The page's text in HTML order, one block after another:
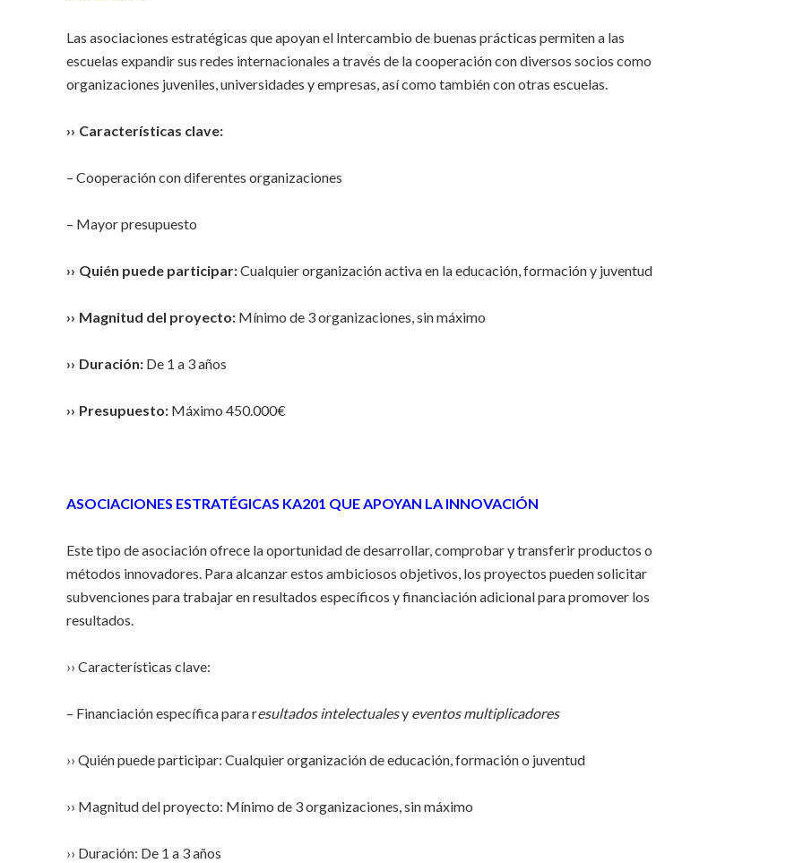
Las asociaciones estratégicas que apoyan el Intercambio de buenas prácticas permiten a las
escuelas expandir sus redes internacionales a través de la cooperación con diversos socios como
organizaciones juveniles, universidades y empresas, así como también con otras escuelas.
›› Características clave:
– Cooperación con diferentes organizaciones
– Mayor presupuesto
›› Quién puede participar:Cualquier organización activa en la educación, formación y juventud
›› Magnitud del proyecto: Mínimo de 3 organizaciones, sin máximo
›› Duración: De 1 a 3 años
›› Presupuesto: Máximo 450.000€
ASOCIACIONES ESTRATÉGICAS KA201 QUE APOYAN LA INNOVACIÓN
Este tipo de asociación ofrece la oportunidad de desarrollar, comprobar y transferir productos o
métodos innovadores. Para alcanzar estos ambiciosos objetivos, los proyectos pueden solicitar
subvenciones para trabajar en resultados específicos y financiación adicional para promover los
resultados.
›› Características clave:
– Financiación específica para resultados intelectualesy eventos multiplicadores
›› Quién puede participar: Cualquier organización de educación, formación o juventud
›› Magnitud del proyecto: Mínimo de 3 organizaciones, sin máximo
›› Duración: De 1 a 3 años